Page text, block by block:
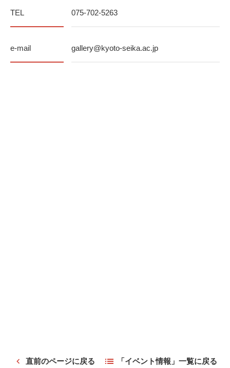
TEL 075-702-5263
e-mail gallery@kyoto-seika.ac.jp
直前のページに戻る 「イベント情報」一覧に戻る